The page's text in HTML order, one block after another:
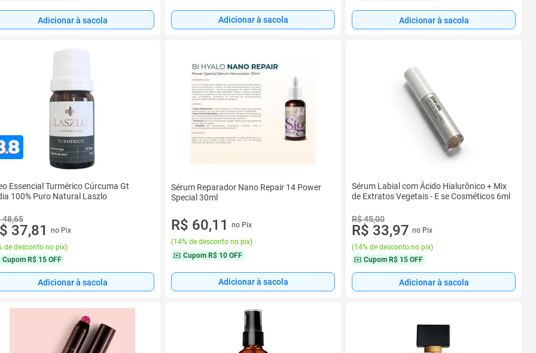
Adicionar à sacola Adicionar à sacola Adicionar à sacola
Essencial Turmérico Cúrcuma Gt
100% Puro Natural Laszlo
48,65
37,81
no Pix
de desconto no pix)
Cupom R$ 15 OFF
Adicionar à sacola
Sérum Reparador Nano Repair 14 Power
Special 30ml
R$ 60,11
no Pix
(14% de desconto no pix)
Cupom R$ 10 OFF
Adicionar à sacola
Sérum Labial com Ácido Hialurônico + Mix
de Extratos Vegetais - E se Cosméticos 6ml
R$ 45,00
R$ 33,97 no Pix
(14% de desconto no pix)
Cupom R$ 15 OFF
Adicionar à sacola